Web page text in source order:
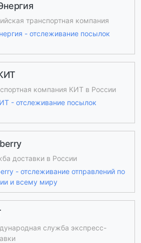
транспортная компания
- отслеживание посылок
компания КИТ в России
- отслеживание посылок
доставки в России
- отслеживание отправлений по
и всему миру
служба экспресс-